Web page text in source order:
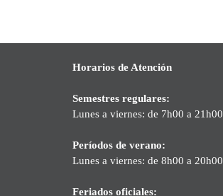
Horarios de Atención
Semestres regulares:
Lunes a viernes: de 7h00 a 21h00
Períodos de verano:
Lunes a viernes: de 8h00 a 20h00
Feriados oficiales: